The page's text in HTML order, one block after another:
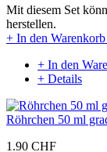
Mit diesem Set
herstellen.
+ In den Warenkorb
+ In den
+ Details
Röhrchen 50 ml
1.90 CHF